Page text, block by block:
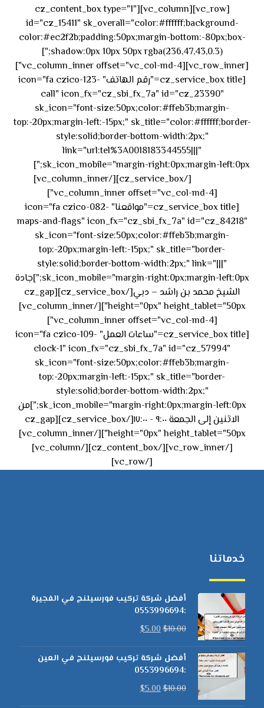
[vc_row][vc_column][cz_content_box type="1"
id="cz_15411" sk_overall="color:#ffffff;background-
color:#ec2f2b;padding:50px;margin-bottom:-80px;box-
shadow:0px 10px 50px rgba(236,47,43,0.3);"]
[vc_row_inner][vc_column_inner offset="vc_col-md-4"]
[cz_service_box title="رقم الهاتف" icon="fa czico-123-
call" icon_fx="cz_sbi_fx_7a" id="cz_23390"
sk_icon="font-size:50px;color:#ffeb3b;margin-
top:-20px;margin-left:-15px;" sk_title="color:#ffffff;border-
style:solid;border-bottom-width:2px;"
link="url:tel%3A0018183344555|||"
sk_icon_mobile="margin-right:0px;margin-left:0px;"]
[/cz_service_box][/vc_column_inner]
[vc_column_inner offset="vc_col-md-4"]
[cz_service_box title="مواقعنا" icon="fa czico-082-
maps-and-flags" icon_fx="cz_sbi_fx_7a" id="cz_84218"
sk_icon="font-size:50px;color:#ffeb3b;margin-
top:-20px;margin-left:-15px;" sk_title="border-
style:solid;border-bottom-width:2px;" link="|||"
sk_icon_mobile="margin-right:0px;margin-left:0px;"]جادة
الشيخ محمد بن راشد – دبي[/cz_service_box][cz_gap
height="0px" height_tablet="50px"][/vc_column_inner]
[vc_column_inner offset="vc_col-md-4"]
[cz_service_box title="ساعات العمل" icon="fa czico-109-
clock-1" icon_fx="cz_sbi_fx_7a" id="cz_57994"
sk_icon="font-size:50px;color:#ffeb3b;margin-
top:-20px;margin-left:-15px;" sk_title="border-
style:solid;border-bottom-width:2px;"
sk_icon_mobile="margin-right:0px;margin-left:0px;"]من
الاثنين إلى الجمعة ٩:٠٠ - ١٧:٠٠[/cz_service_box][cz_gap
height="0px" height_tablet="50px"][/vc_column_inner]
[/vc_row_inner][/cz_content_box][/vc_column]
[/vc_row]
خدماتنا
أفضل شركة تركيب فورسيلنج في الفجيرة
:0553996694
$10.00
$5.00
أفضل شركة تركيب فورسيلنج في العين
:0553996694
$10.00
$5.00